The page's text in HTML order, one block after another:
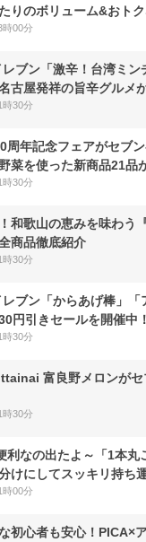
りのボリューム&おト
時00分
ブン「激辛！台湾ミン
古屋発祥の旨辛グルメ
時30分
周年記念フェアがセブ
菜を使った新商品21品
時30分
和歌山の恵みを味わう
商品徹底紹介
時30分
レブン「からあげ棒」
円引きセールを開催中！
時30分
富良野メロンがセ
時30分
利なの出たよ～「1本丸
けにしてスッキリ持ち
時00分
初心者も安心！PICA×